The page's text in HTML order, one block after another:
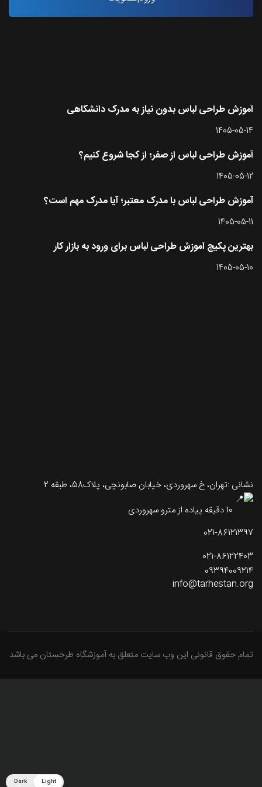
آموزش طراحی لباس بدون نیاز به مدرک دانشگاهی
1405-05-14
آموزش طراحی لباس از صفر؛ از کجا شروع کنیم؟
1405-05-12
آموزش طراحی لباس با مدرک معتبر؛ آیا مدرک مهم است؟
1405-05-11
بهترین پکیج آموزش طراحی لباس برای ورود به بازار کار
1405-05-10
نشانی :تهران، خ سهروردی، خیابان صابونچی، پلاک58، طبقه 2
021-86121397
021-86122403
09394009214
info@tarhestan.org
تمام حقوق قانونی این وب سایت متعلق به آموزشگاه طرحستان می باشد
Light
Dark